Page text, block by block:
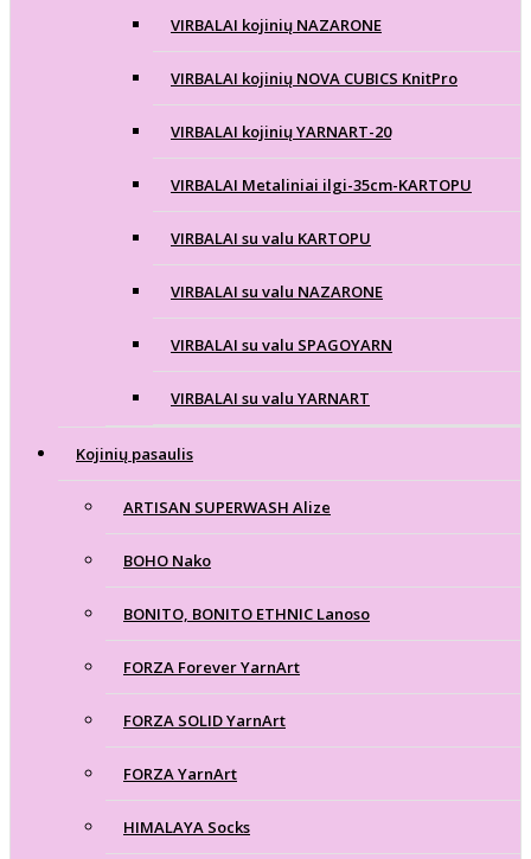
VIRBALAI kojinių NAZARONE
VIRBALAI kojinių NOVA CUBICS KnitPro
VIRBALAI kojinių YARNART-20
VIRBALAI Metaliniai ilgi-35cm-KARTOPU
VIRBALAI su valu KARTOPU
VIRBALAI su valu NAZARONE
VIRBALAI su valu SPAGOYARN
VIRBALAI su valu YARNART
Kojinių pasaulis
ARTISAN SUPERWASH Alize
BOHO Nako
BONITO, BONITO ETHNIC Lanoso
FORZA Forever YarnArt
FORZA SOLID YarnArt
FORZA YarnArt
HIMALAYA Socks